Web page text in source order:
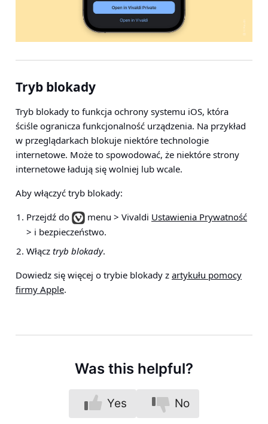
Tryb blokady
Tryb blokady to funkcja ochrony systemu iOS, która
ściśle ogranicza funkcjonalność urządzenia. Na przykład
w przeglądarkach blokuje niektóre technologie
internetowe. Może to spowodować, że niektóre strony
internetowe ładują się wolniej lub wcale.
Aby włączyć tryb blokady:
Przejdź do
menu > Vivaldi Ustawienia Prywatność
> i bezpieczeństwo.
Włącz tryb blokady.
Dowiedz się więcej o trybie blokady z artykułu pomocy
firmy Apple.
Was this helpful?
Yes No